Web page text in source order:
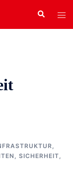
Search
SICHERHEIT